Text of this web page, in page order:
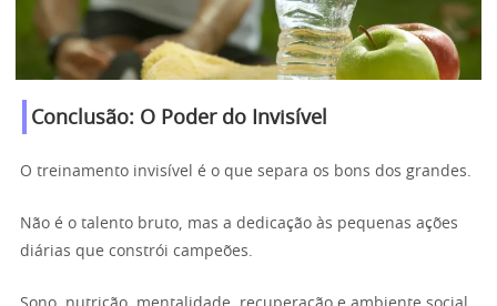
Conclusão: O Poder do Invisível
O treinamento invisível é o que separa os bons dos grandes.
Não é o talento bruto, mas a dedicação às pequenas ações
diárias que constrói campeões.